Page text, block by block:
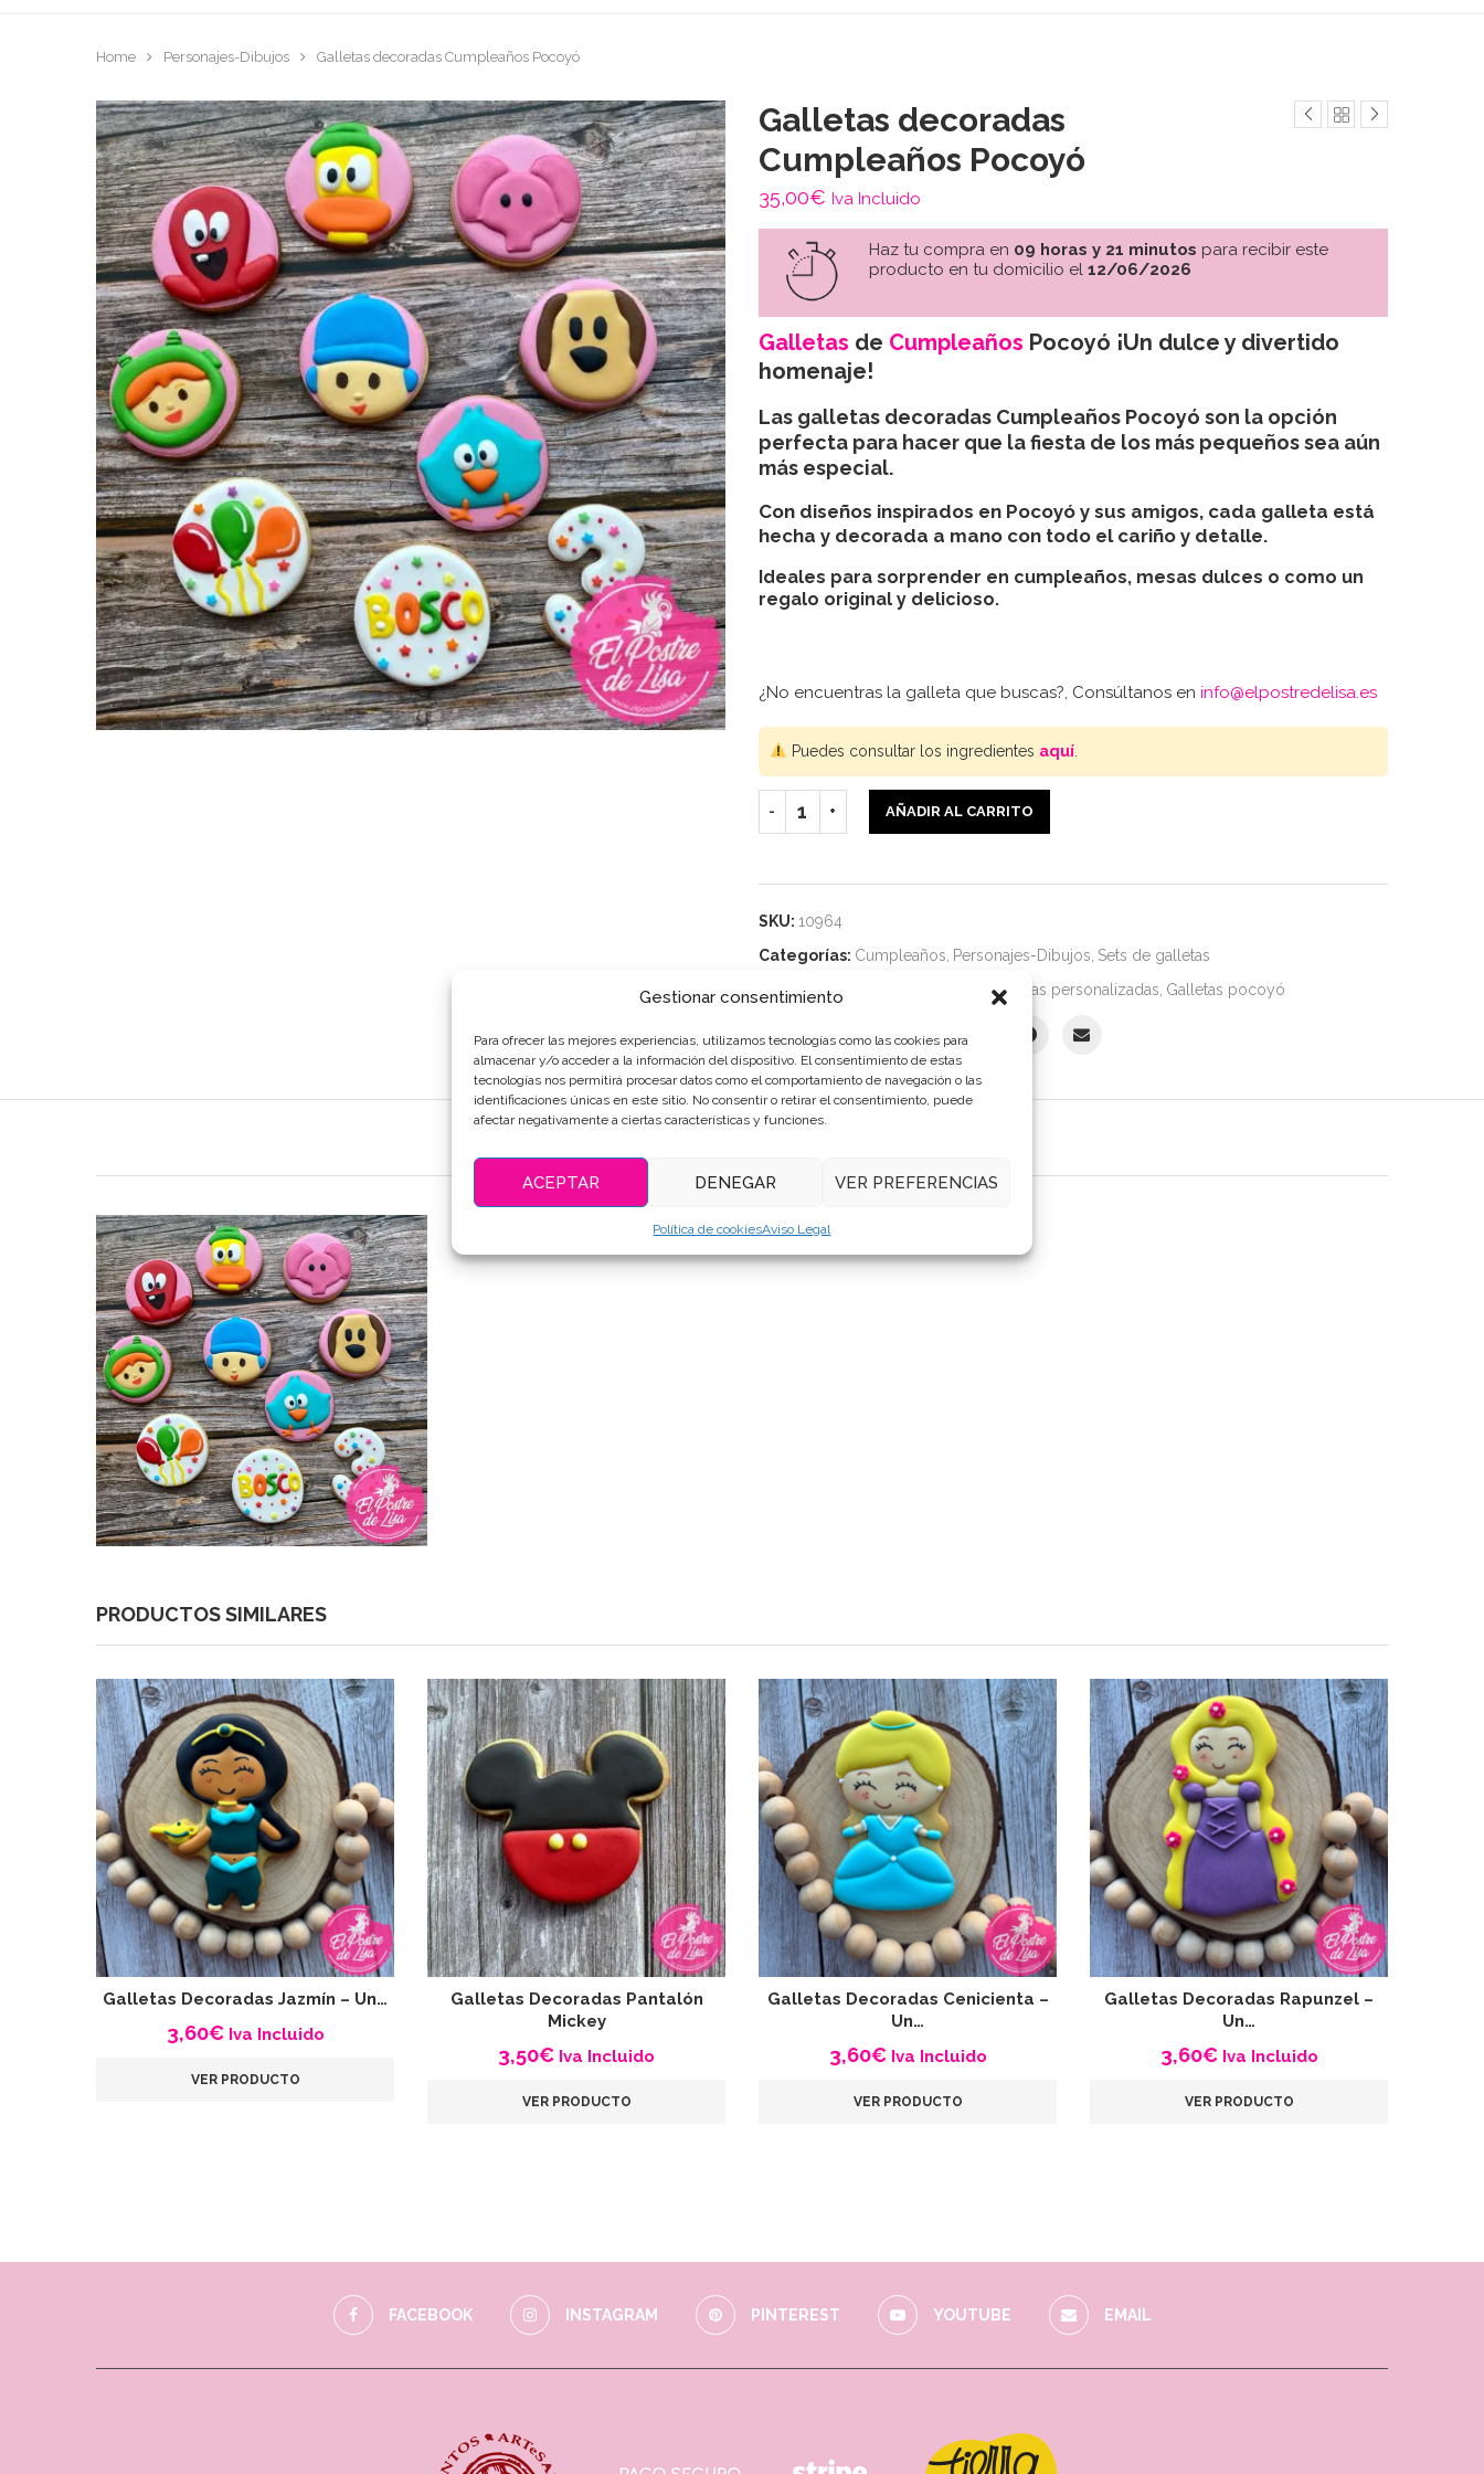
Gestionar consentimiento
Para ofrecer las mejores experiencias, utilizamos tecnologías como las cookies para
almacenar y/o acceder a la información del dispositivo. El consentimiento de estas
tecnologías nos permitirá procesar datos como el comportamiento de navegación o las
identificaciones únicas en este sitio. No consentir o retirar el consentimiento, puede
afectar negativamente a ciertas características y funciones.
ACEPTAR DENEGAR VER PREFERENCIAS
Política de cookiesAviso Legal
Home Personajes-Dibujos Galletas decoradas Cumpleaños Pocoyó
Galletas decoradas
Cumpleaños Pocoyó
35,00€ Iva Incluido
Haz tu compra en 09 horas y 21 minutos para recibir este
producto en tu domicilio el 12/06/2026
Galletas de Cumpleaños Pocoyó ¡Un dulce y divertido
homenaje!
Las galletas decoradas Cumpleaños Pocoyó son la opción
perfecta para hacer que la fiesta de los más pequeños sea aún
más especial.
Con diseños inspirados en Pocoyó y sus amigos, cada galleta está
hecha y decorada a mano con todo el cariño y detalle.
Ideales para sorprender en cumpleaños, mesas dulces o como un
regalo original y delicioso.
¿No encuentras la galleta que buscas?, Consúltanos en info@elpostredelisa.es
Puedes consultar los ingredientes aquí.
AÑADIR AL CARRITO
SKU: 10964
Categorías: Cumpleaños Personajes-Dibujos Sets de galletas
Etiquetas:
Galletas personalizadas Galletas pocoyó
Compartir
PRODUCTOS SIMILARES
Galletas Decoradas Jazmín – Un…
3,60€ Iva Incluido
VER PRODUCTO
Galletas Decoradas Pantalón
Mickey
3,50€ Iva Incluido
VER PRODUCTO
Galletas Decoradas Cenicienta –
Un…
3,60€ Iva Incluido
VER PRODUCTO
Galletas Decoradas Rapunzel –
Un…
3,60€ Iva Incluido
VER PRODUCTO
FACEBOOK INSTAGRAM PINTEREST YOUTUBE EMAIL